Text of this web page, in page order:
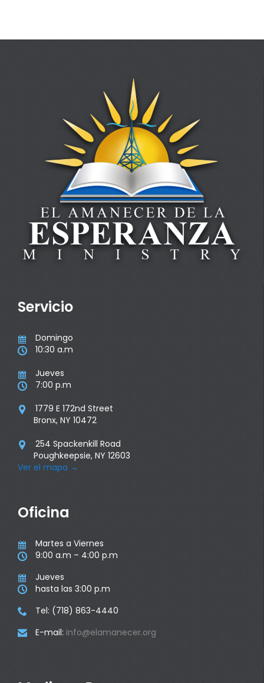
Servicio
 Domingo
 10:30 a.m
 Jueves
 7:00 p.m

1779 E 172nd Street
Bronx, NY 10472

254 Spackenkill Road
Poughkeepsie, NY 12603
Ver el mapa →
Oficina
 Martes a Viernes
 9:00 a.m – 4:00 p.m
 Jueves
 hasta las 3:00 p.m
 Tel: (718) 863-4440
 E-mail: info@elamanecer.org